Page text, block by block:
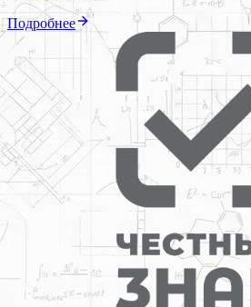
Подробнее